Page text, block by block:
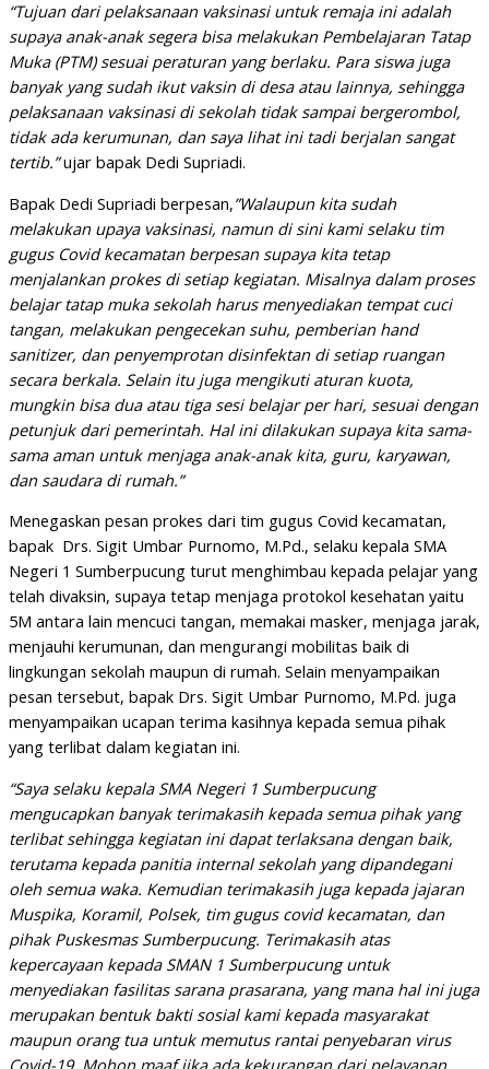
“Tujuan dari pelaksanaan vaksinasi untuk remaja ini adalah
supaya anak-anak segera bisa melakukan Pembelajaran Tatap
Muka (PTM) sesuai peraturan yang berlaku. Para siswa juga
banyak yang sudah ikut vaksin di desa atau lainnya, sehingga
pelaksanaan vaksinasi di sekolah tidak sampai bergerombol,
tidak ada kerumunan, dan saya lihat ini tadi berjalan sangat
tertib.”ujar bapak Dedi Supriadi.
Bapak Dedi Supriadi berpesan,”Walaupun kita sudah
melakukan upaya vaksinasi, namun di sini kami selaku tim
gugus Covid kecamatan berpesan supaya kita tetap
menjalankan prokes di setiap kegiatan. Misalnya dalam proses
belajar tatap muka sekolah harus menyediakan tempat cuci
tangan, melakukan pengecekan suhu, pemberian hand
sanitizer, dan penyemprotan disinfektan di setiap ruangan
secara berkala. Selain itu juga mengikuti aturan kuota,
mungkin bisa dua atau tiga sesi belajar per hari, sesuai dengan
petunjuk dari pemerintah. Hal ini dilakukan supaya kita sama-
sama aman untuk menjaga anak-anak kita, guru, karyawan,
dan saudara di rumah.”
Menegaskan pesan prokes dari tim gugus Covid kecamatan,
bapak Drs. Sigit Umbar Purnomo, M.Pd., selaku kepala SMA
Negeri 1 Sumberpucung turut menghimbau kepada pelajar yang
telah divaksin, supaya tetap menjaga protokol kesehatan yaitu
5M antara lain mencuci tangan, memakai masker, menjaga jarak,
menjauhi kerumunan, dan mengurangi mobilitas baik di
lingkungan sekolah maupun di rumah. Selain menyampaikan
pesan tersebut, bapak Drs. Sigit Umbar Purnomo, M.Pd. juga
menyampaikan ucapan terima kasihnya kepada semua pihak
yang terlibat dalam kegiatan ini.
“Saya selaku kepala SMA Negeri 1 Sumberpucung
mengucapkan banyak terimakasih kepada semua pihak yang
terlibat sehingga kegiatan ini dapat terlaksana dengan baik,
terutama kepada panitia internal sekolah yang dipandegani
oleh semua waka. Kemudian terimakasih juga kepada jajaran
Muspika, Koramil, Polsek, tim gugus covid kecamatan, dan
pihak Puskesmas Sumberpucung. Terimakasih atas
kepercayaan kepada SMAN 1 Sumberpucung untuk
menyediakan fasilitas sarana prasarana, yang mana hal ini juga
merupakan bentuk bakti sosial kami kepada masyarakat
maupun orang tua untuk memutus rantai penyebaran virus
Covid-19. Mohon maaf jika ada kekurangan dari pelayanan